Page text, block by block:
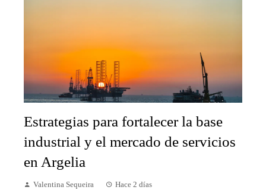
Estrategias para fortalecer la base
industrial y el mercado de servicios
en Argelia
Valentina Sequeira Hace 2 días